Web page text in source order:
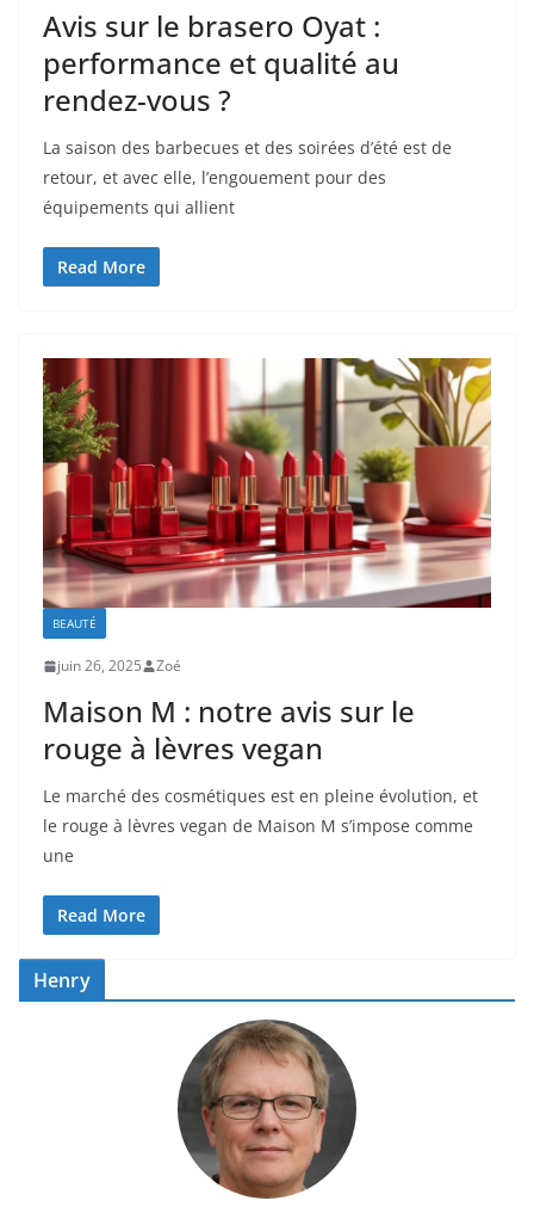
Avis sur le brasero Oyat :
performance et qualité au
rendez-vous ?
La saison des barbecues et des soirées d’été est de
retour, et avec elle, l’engouement pour des
équipements qui allient
Read More
BEAUTÉ
juin 26, 2025 Zoé
Maison M : notre avis sur le
rouge à lèvres vegan
Le marché des cosmétiques est en pleine évolution, et
le rouge à lèvres vegan de Maison M s’impose comme
une
Read More
Henry